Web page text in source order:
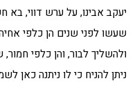
יעקב אבינו, על ערש דווי, בא
שעשו לפני שנים הן כלפי
ולהשליך לבור, והן כלפי
ניתן להניח כי לו ניתנה כאן